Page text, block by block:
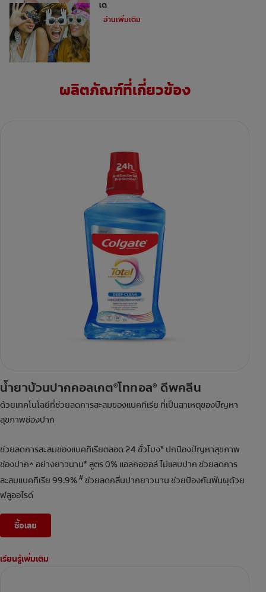
ได้
อ่านเพิ่มเติม
ผลิตภัณฑ์ที่เกี่ยวข้อง
น้ำยาบ้วนปากคอลเกต®โททอล® ดีพคลีน
ด้วยเทคโนโลยีที่ช่วยลดการสะสมของแบคทีเรีย ที่เป็นสาเหตุของปัญหา
สุขภาพช่องปาก
ช่วยลดการสะสมของแบคทีเรียตลอด 24 ชั่วโมง* ปกป้องปัญหาสุขภาพ
ช่องปาก^ อย่างยาวนาน* สูตร 0% แอลกอฮอล์ ไม่แสบปาก ช่วยลดการ
สะสมแบคทีเรีย 99.9%# ช่วยลดกลิ่นปากยาวนาน ช่วยป้องกันฟันผุด้วย
ฟลูออไรด์
ซื้อเลย
เรียนรู้เพิ่มเติม